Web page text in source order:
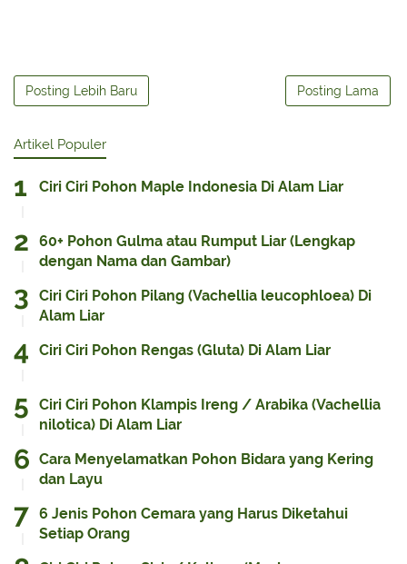
Posting Lebih Baru Posting Lama
Artikel Populer
Ciri Ciri Pohon Maple Indonesia Di Alam Liar
60+ Pohon Gulma atau Rumput Liar (Lengkap
dengan Nama dan Gambar)
Ciri Ciri Pohon Pilang (Vachellia leucophloea) Di
Alam Liar
Ciri Ciri Pohon Rengas (Gluta) Di Alam Liar
Ciri Ciri Pohon Klampis Ireng / Arabika (Vachellia
nilotica) Di Alam Liar
Cara Menyelamatkan Pohon Bidara yang Kering
dan Layu
6 Jenis Pohon Cemara yang Harus Diketahui
Setiap Orang